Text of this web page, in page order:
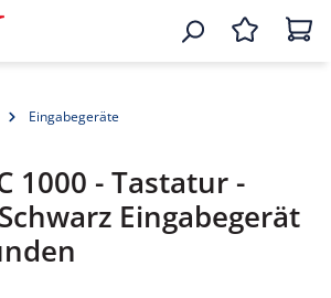
Eingabegeräte
1000 - Tastatur -
Eingabegerät